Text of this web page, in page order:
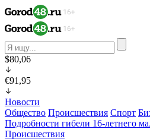
$80,06
€91,95
Новости
Общество Происшествия Спорт
Подробности гибели 16-летнего
Происшествия